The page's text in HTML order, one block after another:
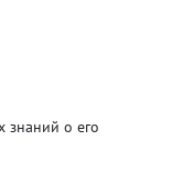
знаний о его